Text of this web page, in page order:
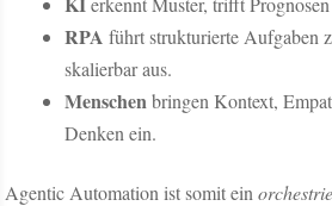
RPA führt strukturierte Aufgaben
skalierbar aus.
Menschenbringen Kontext,
Denken ein.
Agentic Automation ist somit ein